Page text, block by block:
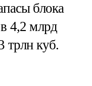
блока
4,2 млрд
трлн куб.